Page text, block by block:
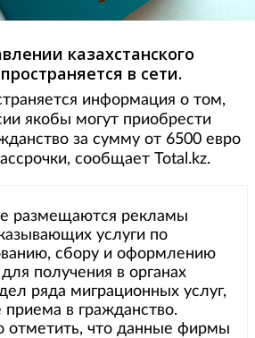
казахстанского
в сети.
информация о том,
якобы могут приобрести
за сумму от 6500 евро
сообщает Total.kz.
размещаются рекламы
услуги по
сбору и оформлению
получения в органах
ряда миграционных услуг,
в гражданство.
отметить, что данные фирмы